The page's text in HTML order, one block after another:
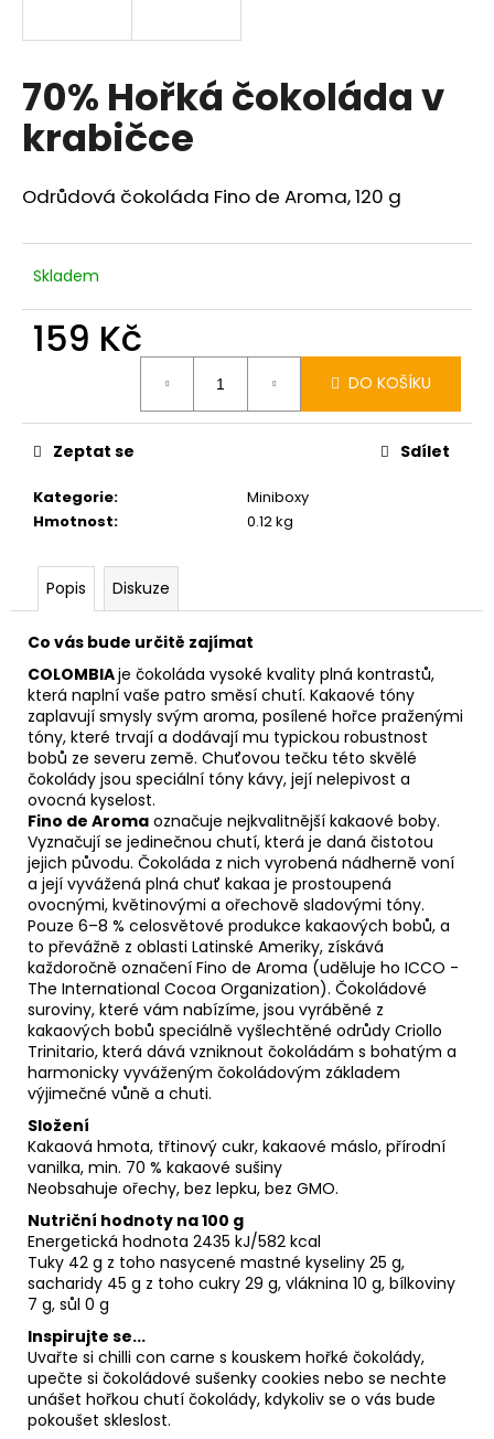
70% Hořká čokoláda v
krabičce
Odrůdová čokoláda Fino de Aroma, 120 g
Skladem
159 Kč
DO KOŠÍKU
Kategorie:
Miniboxy
Hmotnost: 0.12 kg
Zeptat se Sdílet
Popis Diskuze
Co vás bude určitě zajímat
COLOMBIAje čokoláda vysoké kvality plná kontrastů,
která naplní vaše patro směsí chutí. Kakaové tóny
zaplavují smysly svým aroma, posílené hořce praženými
tóny, které trvají a dodávají mu typickou robustnost
bobů ze severu země. Chuťovou tečku této skvělé
čokolády jsou speciální tóny kávy, její nelepivost a
ovocná kyselost.
Fino de Aroma označuje nejkvalitnější kakaové boby.
Vyznačují se jedinečnou chutí, která je daná čistotou
jejich původu. Čokoláda z nich vyrobená nádherně voní
a její vyvážená plná chuť kakaa je prostoupená
ovocnými, květinovými a ořechově sladovými tóny.
Pouze 6–8 % celosvětové produkce kakaových bobů, a
to převážně z oblasti Latinské Ameriky, získává
každoročně označení Fino de Aroma (uděluje ho ICCO -
The International Cocoa Organization). Čokoládové
suroviny, které vám nabízíme, jsou vyráběné z
kakaových bobů speciálně vyšlechtěné odrůdy Criollo
Trinitario, která dává vzniknout čokoládám s bohatým a
harmonicky vyváženým čokoládovým základem
výjimečné vůně a chuti.
Složení
Kakaová hmota, třtinový cukr, kakaové máslo, přírodní
vanilka, min. 70 % kakaové sušiny
Neobsahuje ořechy, bez lepku, bez GMO.
Nutriční hodnoty na 100 g
Energetická hodnota 2435 kJ/582 kcal
Tuky 42 g z toho nasycené mastné kyseliny 25 g,
sacharidy 45 g z toho cukry 29 g, vláknina 10 g, bílkoviny
7 g, sůl 0 g
Inspirujte se...
Uvařte si chilli con carne s kouskem hořké čokolády,
upečte si čokoládové sušenky cookies nebo se nechte
unášet hořkou chutí čokolády, kdykoliv se o vás bude
pokoušet skleslost.
í
t
?
o
č
u
e